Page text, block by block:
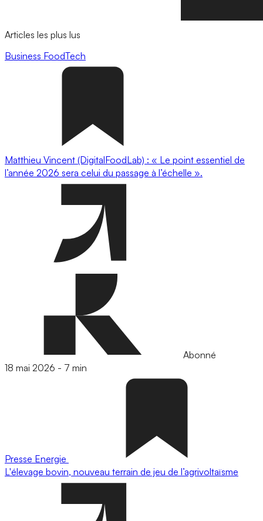
Articles les plus lus
Business FoodTech
Matthieu Vincent (DigitalFoodLab) : « Le point essentiel de
l’année 2026 sera celui du passage à l’échelle ».
Abonné
18 mai 2026 - 7 min
Presse Energie
L'élevage bovin, nouveau terrain de jeu de l’agrivoltaïsme